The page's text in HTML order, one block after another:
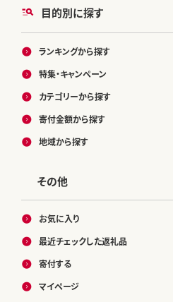
目的別に探す
ランキングから探す
特集・キャンペーン
カテゴリーから探す
寄付金額から探す
地域から探す
その他
お気に入り
最近チェックした返礼品
寄付する
マイページ